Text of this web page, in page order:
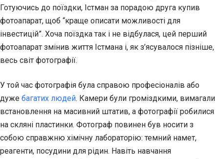
Готуючись до поїздки, Істман за порадою друга купив
фотоапарат, щоб “краще описати можливості для
інвестицій”. Хоча поїздка так і не відбулася, цей перший
фотоапарат змінив життя Істмана і, як з’ясувалося пізніше,
весь світ фотографії.
У той час фотографія була справою професіоналів або
дуже багатих людей. Камери були громіздкими, вимагали
встановлення на масивний штатив, а фотографії робилися
на скляні пластинки. Фотограф повинен був носити з
собою справжню хімічну лабораторію: темний намет,
реагенти, посудини для рідин. Навіть навчання